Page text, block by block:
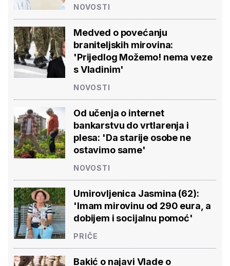
NOVOSTI
Medved o povećanju
braniteljskih mirovina:
'Prijedlog Možemo! nema veze
s Vladinim'
NOVOSTI
Od učenja o internet
bankarstvu do vrtlarenja i
plesa: 'Da starije osobe ne
ostavimo same'
NOVOSTI
Umirovljenica Jasmina (62):
'Imam mirovinu od 290 eura, a
dobijem i socijalnu pomoć'
PRIČE
Bakić o najavi Vlade o